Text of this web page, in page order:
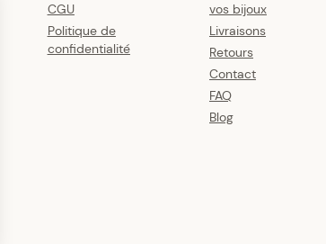
CGU
Politique de
confidentialité
vos bijoux
Livraisons
Retours
Contact
FAQ
Blog